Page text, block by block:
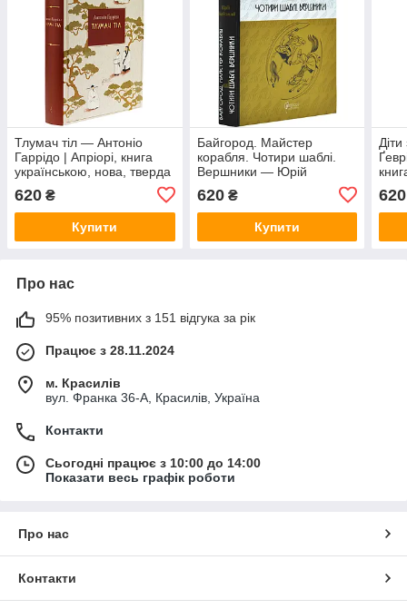
Тлумач тіл — Антоніо
Гаррідо | Апріорі, книга
українською, нова, тверда
620 ₴
Купити
Байгород. Майстер
корабля. Чотири шаблі.
Вершники — Юрій
Яновський | Апріорі, книга
українською, нова, тверда
620₴
Купити
620
Про нас
95% позитивних з 151 відгука за рік
Працює з 28.11.2024
м. Красилів
вул. Франка 36-А, Красилів, Україна
Контакти
Сьогодні працює з 10:00 до 14:00
Показати весь графік роботи
Про нас
Контакти